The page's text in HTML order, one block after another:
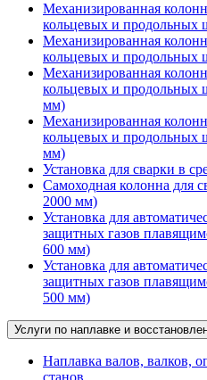
Механизированная
кольцевых и продольных
Механизированная
кольцевых и продольных
Механизированная
кольцевых и продольных
мм)
Механизированная
кольцевых и продольных
мм)
Установка для сварки в
Самоходная колонна для
2000 мм)
Установка для
защитных газов
600 мм)
Установка для
защитных газов
500 мм)
Услуги по наплавке и
Наплавка валов, валков,